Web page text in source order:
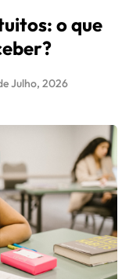
o que
Julho, 2026